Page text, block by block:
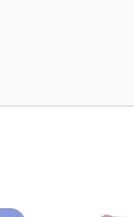
conservare l’umidità
al suolo naturale
apprezzato per la sua